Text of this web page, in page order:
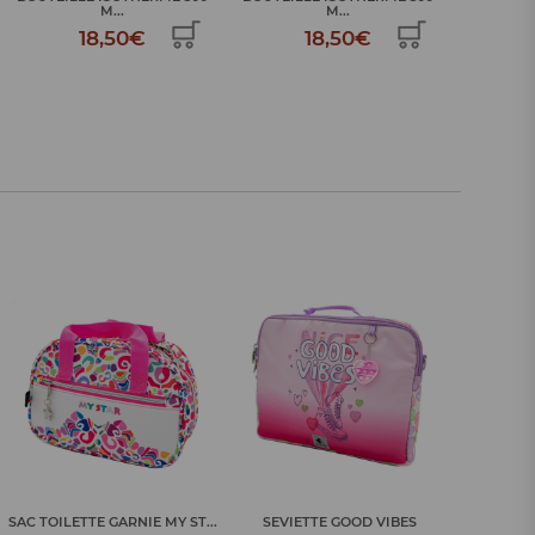
M...
18,50€
M...
18,50€
SAC TOILETTE GARNIE MY ST... SEVIETTE GOOD VIBES